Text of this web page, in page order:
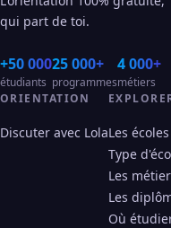
qui part de toi.
+50 000
étudiants
25 000+
programmes
4 000+
métiers
ORIENTATION
Discuter avec LolaLes écoles
Type
Les
Les
Où